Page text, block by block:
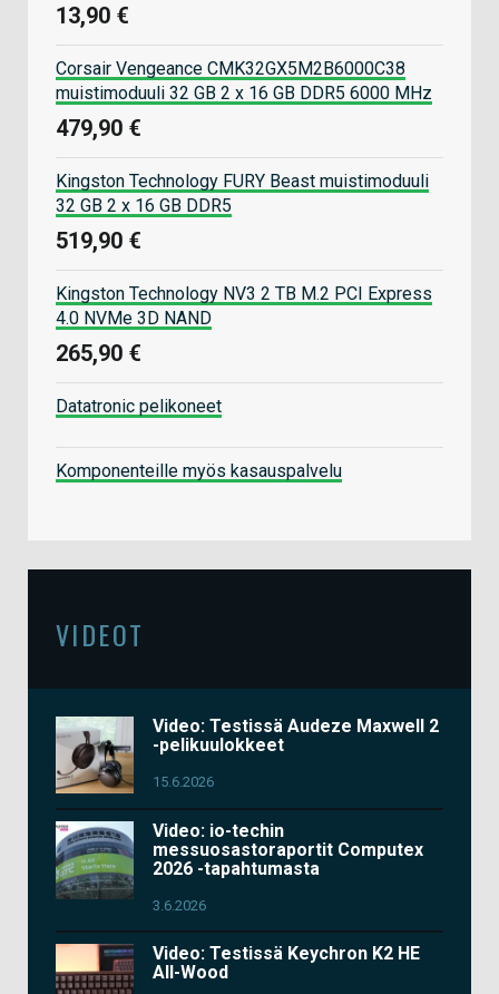
13,90 €
Corsair Vengeance CMK32GX5M2B6000C38
muistimoduuli 32 GB 2 x 16 GB DDR5 6000 MHz
479,90 €
Kingston Technology FURY Beast muistimoduuli
32 GB 2 x 16 GB DDR5
519,90 €
Kingston Technology NV3 2 TB M.2 PCI Express
4.0 NVMe 3D NAND
265,90 €
Datatronic pelikoneet
Komponenteille myös kasauspalvelu
VIDEOT
Video: Testissä Audeze Maxwell 2
-pelikuulokkeet
15.6.2026
Video: io-techin
messuosastoraportit Computex
2026 -tapahtumasta
3.6.2026
Video: Testissä Keychron K2 HE
All-Wood